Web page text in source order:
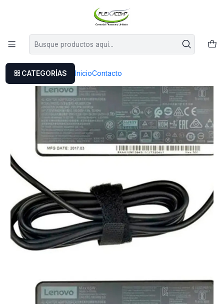
CATEGORÍAS InicioContacto
Este es el texto del slide